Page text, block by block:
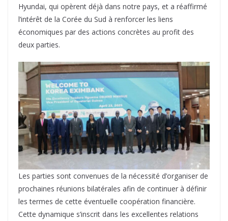
Hyundai, qui opèrent déjà dans notre pays, et a réaffirmé
l’intérêt de la Corée du Sud à renforcer les liens
économiques par des actions concrètes au profit des
deux parties.
Les parties sont convenues de la nécessité d’organiser de
prochaines réunions bilatérales afin de continuer à définir
les termes de cette éventuelle coopération financière.
Cette dynamique s’inscrit dans les excellentes relations